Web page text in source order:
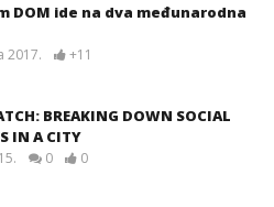
DOM ide na dva međunarodna
2017. +11
BREAKING DOWN SOCIAL
IN A CITY
0 0